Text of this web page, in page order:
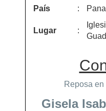
País :
Lugar :
Reposa
Gisela